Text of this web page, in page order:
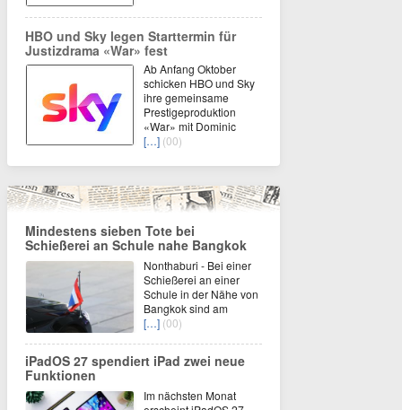
HBO und Sky legen Starttermin für
Justizdrama «War» fest
Ab Anfang Oktober
schicken HBO und Sky
ihre gemeinsame
Prestigeproduktion
«War» mit Dominic
[…] (00)
Mindestens sieben Tote bei
Schießerei an Schule nahe Bangkok
Nonthaburi - Bei einer
Schießerei an einer
Schule in der Nähe von
Bangkok sind am
[…] (00)
iPadOS 27 spendiert iPad zwei neue
Funktionen
Im nächsten Monat